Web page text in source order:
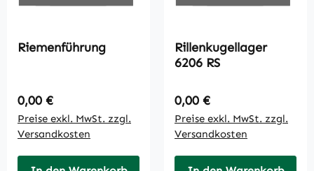
Riemenführung
Regulärer Preis:
0,00 €
Preise exkl. MwSt. zzgl.
Versandkosten
Rillenkugellager
6206 RS
Regulärer Preis:
0,00 €
Preise exkl. MwSt. zzgl.
Versandkosten